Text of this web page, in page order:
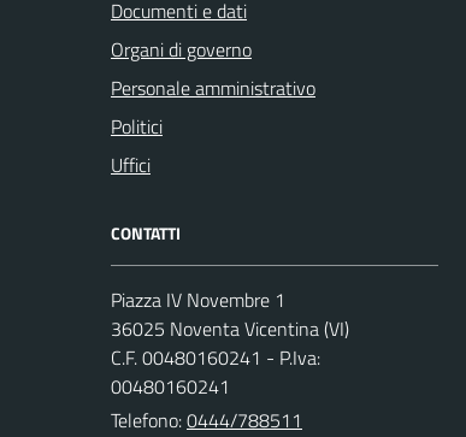
Documenti e dati
Organi di governo
Personale amministrativo
Politici
Uffici
CONTATTI
Piazza IV Novembre 1
36025 Noventa Vicentina (VI)
C.F. 00480160241 - P.Iva:
00480160241
Telefono:0444/788511